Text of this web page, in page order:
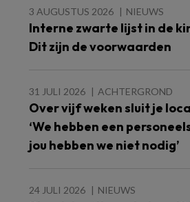
3 AUGUSTUS 2026 NIEUWS
Interne zwarte lijst in de
Dit zijn de voorwaarden
31 JULI 2026 ACHTERGROND
Over vijf weken sluit je
‘We hebben een
jou hebben we niet nodig’
24 JULI 2026 NIEUWS